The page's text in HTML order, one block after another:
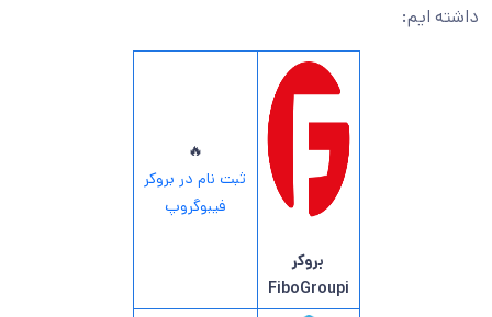
داشته ایم:
بروکر
FiboGroupi
🔥
ثبت نام در بروکر
فیبوگروپ